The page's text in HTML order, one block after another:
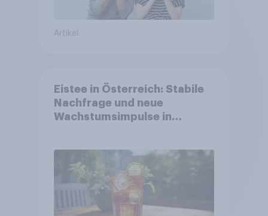
Artikel
Eistee in Österreich: Stabile
Nachfrage und neue
Wachstumsimpulse in